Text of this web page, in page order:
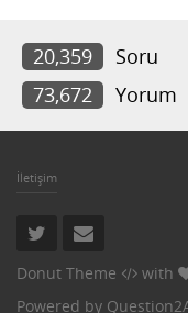
20,359 Soru
73,672
Yorum
İletişim
Donut Theme with
Powered by